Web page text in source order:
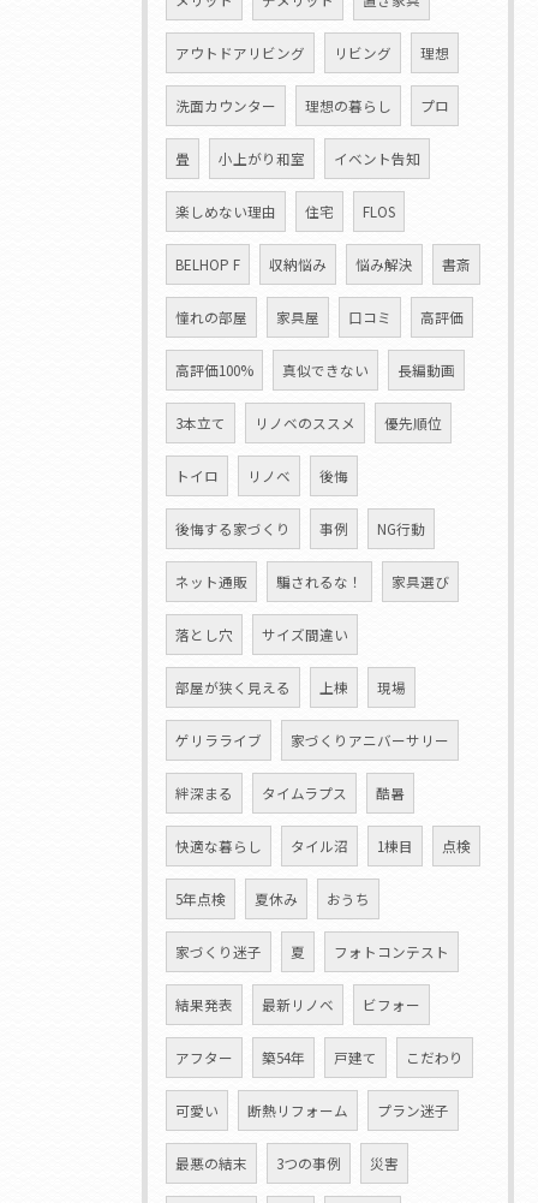
アウトドアリビング リビング 理想
洗面カウンター 理想の暮らし プロ
畳 小上がり和室 イベント告知
楽しめない理由 住宅 FLOS
BELHOP F 収納悩み 悩み解決 書斎
憧れの部屋 家具屋 口コミ 高評価
高評価100% 真似できない 長編動画
3本立て リノベのススメ 優先順位
トイロ リノベ 後悔
後悔する家づくり 事例 NG行動
ネット通販 騙されるな！ 家具選び
落とし穴 サイズ間違い
部屋が狭く見える 上棟 現場
ゲリラライブ 家づくりアニバーサリー
絆深まる タイムラプス 酷暑
快適な暮らし タイル沼 1棟目 点検
5年点検 夏休み おうち
家づくり迷子 夏 フォトコンテスト
結果発表 最新リノベ ビフォー
アフター 築54年 戸建て こだわり
可愛い 断熱リフォーム プラン迷子
最悪の結末 3つの事例 災害